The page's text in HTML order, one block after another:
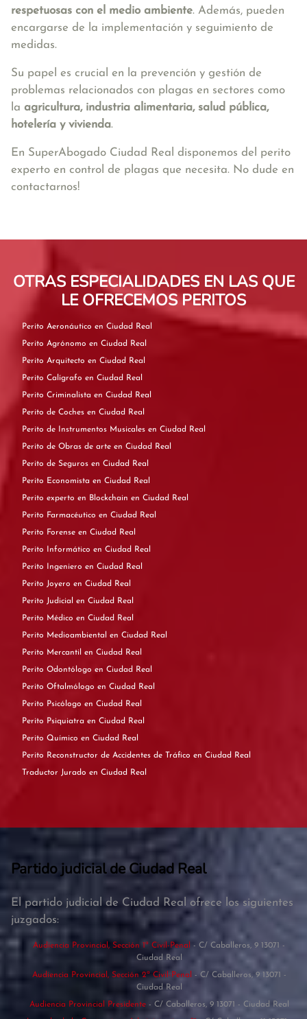
respetuosas con el medio ambiente. Además, pueden
encargarse de la implementación y seguimiento de
medidas.
Su papel es crucial en la prevención y gestión de
problemas relacionados con plagas en sectores como
la agricultura, industria alimentaria, salud pública,
hotelería y vivienda.
En SuperAbogado Ciudad Real disponemos del perito
experto en control de plagas que necesita. No dude en
contactarnos!
OTRAS ESPECIALIDADES EN LAS QUE
LE OFRECEMOS PERITOS
Perito Aeronáutico en Ciudad Real
Perito Agrónomo en Ciudad Real
Perito Arquitecto en Ciudad Real
Perito Calígrafo en Ciudad Real
Perito Criminalista en Ciudad Real
Perito de Coches en Ciudad Real
Perito de Instrumentos Musicales en Ciudad Real
Perito de Obras de arte en Ciudad Real
Perito de Seguros en Ciudad Real
Perito Economista en Ciudad Real
Perito experto en Blockchain en Ciudad Real
Perito Farmacéutico en Ciudad Real
Perito Forense en Ciudad Real
Perito Informático en Ciudad Real
Perito Ingeniero en Ciudad Real
Perito Joyero en Ciudad Real
Perito Judicial en Ciudad Real
Perito Médico en Ciudad Real
Perito Medioambiental en Ciudad Real
Perito Mercantil en Ciudad Real
Perito Odontólogo en Ciudad Real
Perito Oftalmólogo en Ciudad Real
Perito Psicólogo en Ciudad Real
Perito Psiquiatra en Ciudad Real
Perito Químico en Ciudad Real
Perito Reconstructor de Accidentes de Tráfico en Ciudad Real
Traductor Jurado en Ciudad Real
Partido judicial de Ciudad Real
El partido judicial de Ciudad Real ofrece los siguientes
juzgados:
Audiencia Provincial, Sección 1ª Civil-Penal - C/ Caballeros, 9 13071 -
Ciudad Real
Audiencia Provincial, Sección 2ª Civil-Penal - C/ Caballeros, 9 13071 -
Ciudad Real
Audiencia Provincial Presidente - C/ Caballeros, 9 13071 - Ciudad Real